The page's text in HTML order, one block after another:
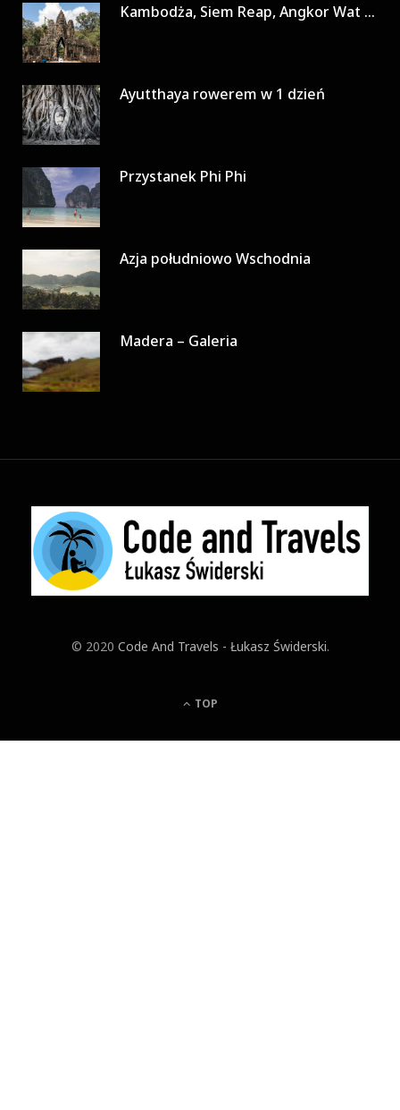
Kambodża, Siem Reap, Angkor Wat w 3 dni
Ayutthaya rowerem w 1 dzień
Przystanek Phi Phi
Azja południowo Wschodnia
Madera – Galeria
© 2020 Code And Travels - Łukasz Świderski.
TOP